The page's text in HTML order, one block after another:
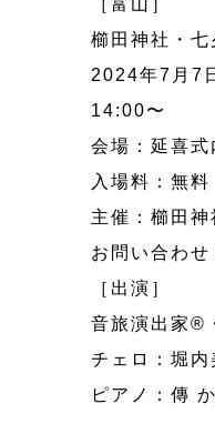
櫛田神社・七
2024年7月7
14:00〜
会場：延喜
入場料：無料
主催：櫛田神
お問い合わ
［出演］
音旅演出家®
チェロ：堀
ピアノ：傳